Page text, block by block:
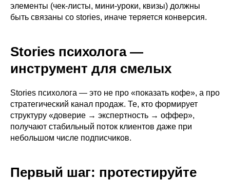
элементы (чек-листы, мини-уроки, квизы) должны
быть связаны со stories, иначе теряется конверсия.
Stories психолога —
инструмент для смелых
Stories психолога — это не про «показать кофе», а про
стратегический канал продаж. Те, кто формирует
структуру «доверие → экспертность → оффер»,
получают стабильный поток клиентов даже при
небольшом числе подписчиков.
Первый шаг: протестируйте